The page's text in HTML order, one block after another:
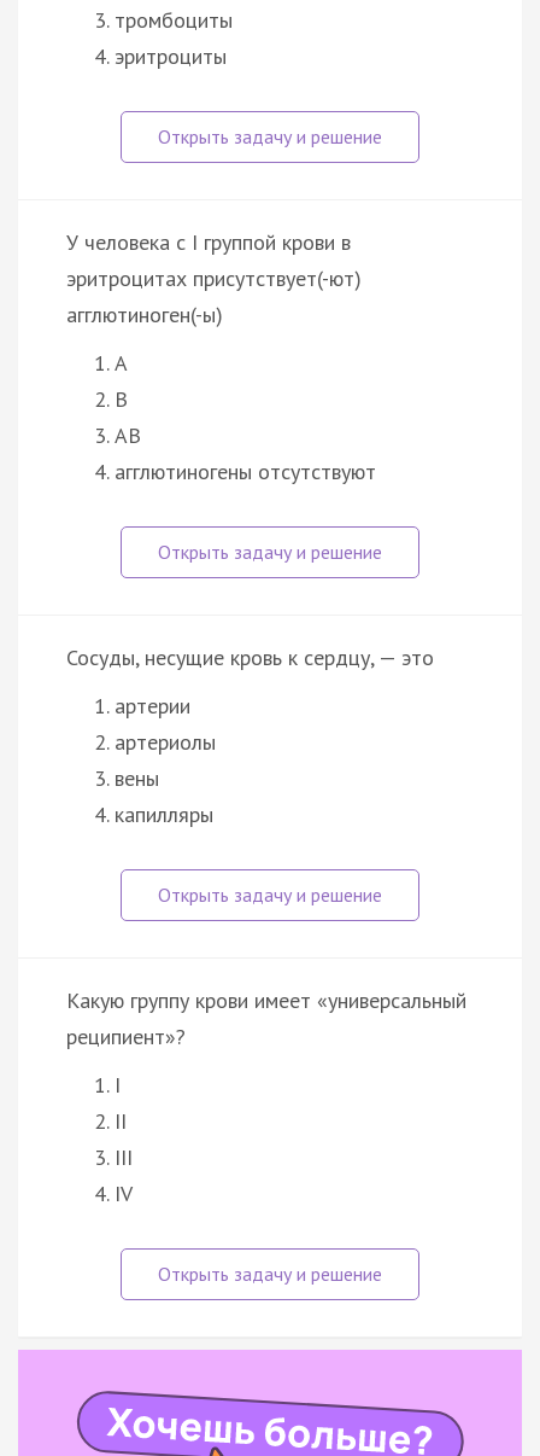
тромбоциты
эритроциты
У человека с I группой крови в
эритроцитах присутствует(-ют)
агглютиноген(-ы)
А
В
АВ
агглютиногены отсутствуют
Сосуды, несущие кровь к сердцу, — это
артерии
артериолы
вены
капилляры
Какую группу крови имеет «универсальный
реципиент»?
I
II
III
IV